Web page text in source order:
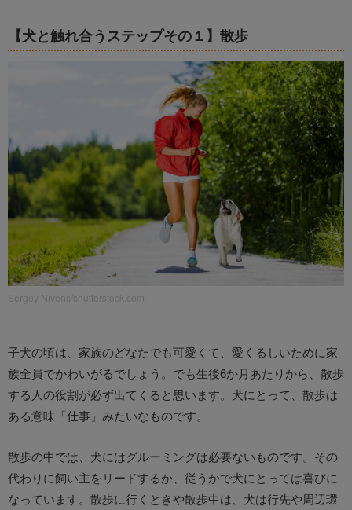
【犬と触れ合うステップその１】散歩
Sergey Nivens/shutterstock.com
子犬の頃は、家族のどなたでも可愛くて、愛くるしいために家
族全員でかわいがるでしょう。でも生後6か月あたりから、散歩
する人の役割が必ず出てくると思います。犬にとって、散歩は
ある意味「仕事」みたいなものです。
散歩の中では、犬にはグルーミングは必要ないものです。その
代わりに飼い主をリードするか、従うかで犬にとっては喜びに
なっています。散歩に行くときや散歩中は、犬は行先や周辺環